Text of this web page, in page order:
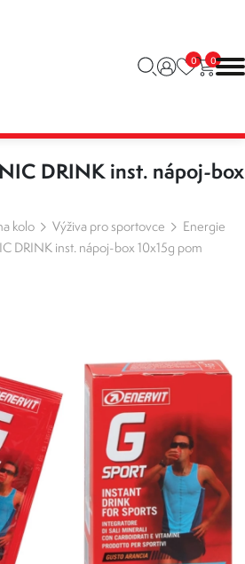
0 0
DRINK inst. nápoj-box
kolo Výživa pro sportovce
Energie
DRINK inst. nápoj-box 10x15g pom